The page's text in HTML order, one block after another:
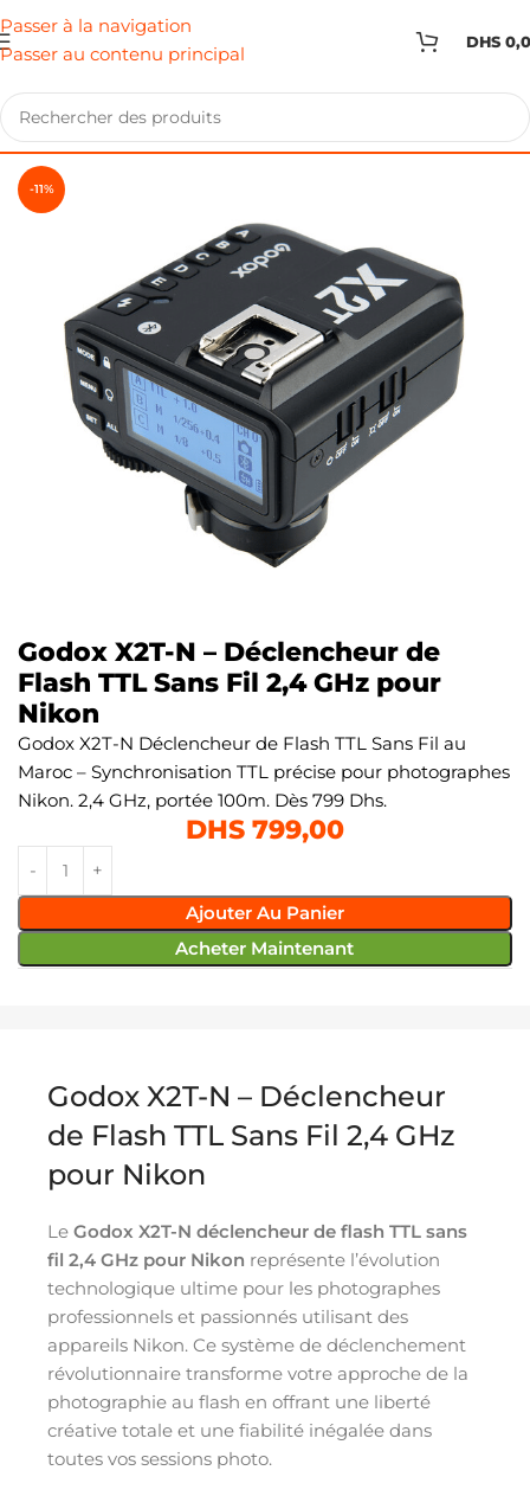
Passer à la navigation
Passer au contenu principal
DHS
-11%
Godox X2T-N – Déclencheur de
Flash TTL Sans Fil 2,4 GHz pour
Nikon
Godox X2T-N Déclencheur de Flash TTL Sans Fil au
Maroc – Synchronisation TTL précise pour photographes
Nikon. 2,4 GHz, portée 100m. Dès 799 Dhs.
DHS799,00
Ajouter Au Panier
Acheter Maintenant
Godox X2T-N – Déclencheur
de Flash TTL Sans Fil 2,4 GHz
pour Nikon
Le Godox X2T-N déclencheur de flash TTL sans
fil 2,4 GHz pour Nikon représente l’évolution
technologique ultime pour les photographes
professionnels et passionnés utilisant des
appareils Nikon. Ce système de déclenchement
révolutionnaire transforme votre approche de la
photographie au flash en offrant une liberté
créative totale et une fiabilité inégalée dans
toutes vos sessions photo.